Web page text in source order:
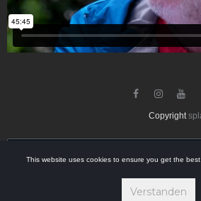
  
Copyright
This website uses cookies to ensure you get the
Verstanden